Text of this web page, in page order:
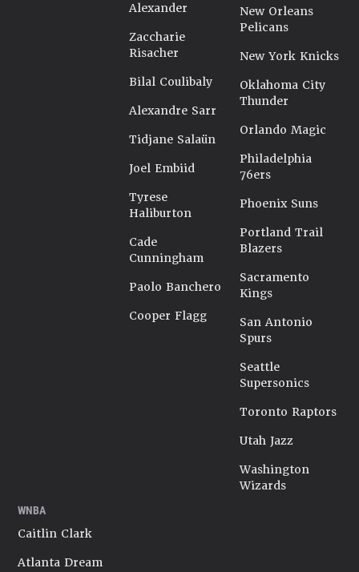
Alexander
Zaccharie
Risacher
Bilal Coulibaly
Alexandre Sarr
Tidjane Salaün
Joel Embiid
Tyrese
Haliburton
Cade
Cunningham
Paolo Banchero
Cooper Flagg
New Orleans
Pelicans
New York Knicks
Oklahoma City
Thunder
Orlando Magic
Philadelphia
76ers
Phoenix Suns
Portland Trail
Blazers
Sacramento
Kings
San Antonio
Spurs
Seattle
Supersonics
Toronto Raptors
Utah Jazz
Washington
Wizards
WNBA
Caitlin Clark
Atlanta Dream